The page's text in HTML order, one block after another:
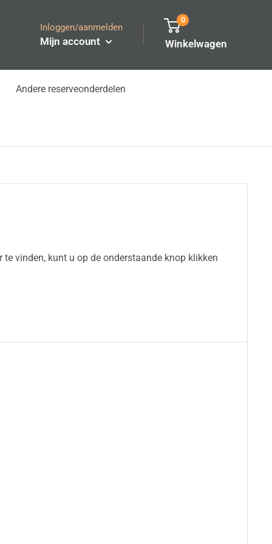
Inloggen/aanmelden
Mijn account
0
Winkelwagen
Andere reserveonderdelen
vinden, kunt u op de onderstaande knop klikken